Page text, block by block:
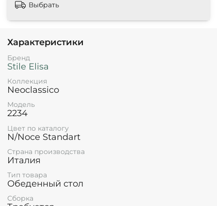
Выбрать
Характеристики
Бренд
Stile Elisa
Коллекция
Neoclassico
Модель
2234
Цвет по каталогу
N/Noce Standart
Страна производства
Италия
Тип товара
Обеденный стол
Сборка